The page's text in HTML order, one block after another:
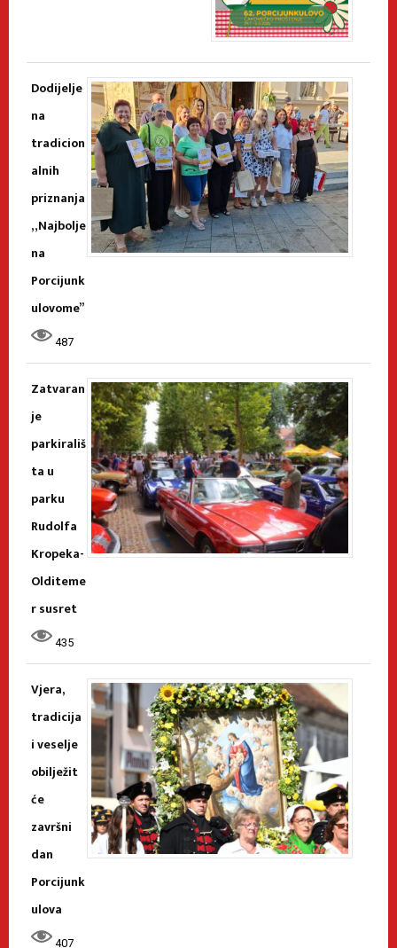
Dodijelje
na
tradicion
alnih
priznanja
„Najbolje
na
Porcijunk
ulovome”
487
Zatvaran
je
parkirališ
ta u
parku
Rudolfa
Kropeka-
Olditeme
r susret
435
Vjera,
tradicija
i veselje
obilježit
će
završni
dan
Porcijunk
ulova
407